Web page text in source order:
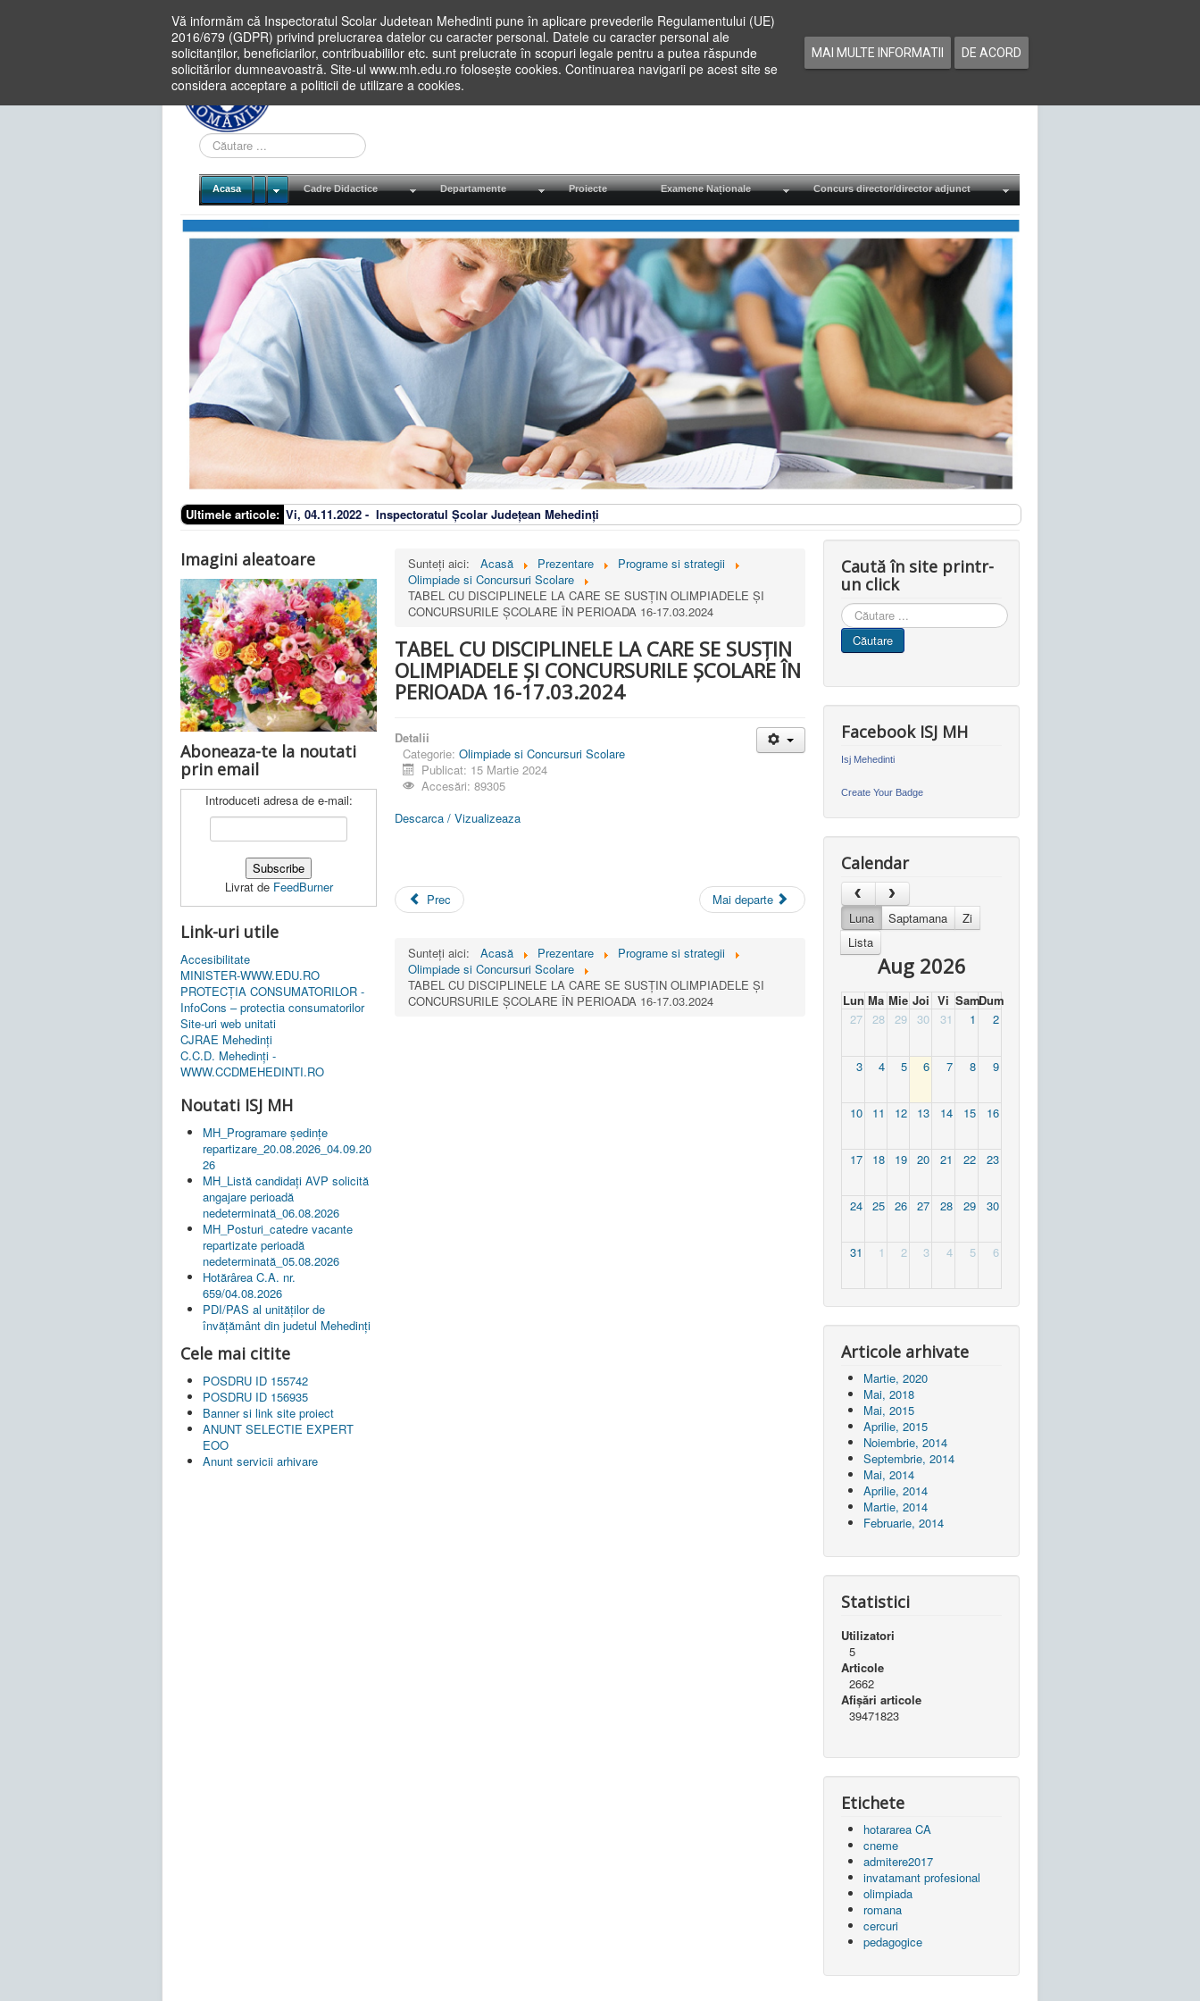
Vă informăm că Inspectoratul Scolar Judetean Mehedinti pune în aplicare prevederile Regulamentului (UE)
2016/679 (GDPR) privind prelucrarea datelor cu caracter personal. Datele cu caracter personal ale
solicitanților, beneficiarilor, contribuabililor etc. sunt prelucrate în scopuri legale pentru a putea răspunde
solicitărilor dumneavoastră. Site-ul www.mh.edu.ro folosește cookies. Continuarea navigarii pe acest site se
considera acceptare a politicii de utilizare a cookies.
MAI MULTE INFORMATII DE ACORD
Cauta
in
site
Acasa Cadre Didactice Departamente Proiecte Examene Naționale Concurs director/director adjunct
Ultimele articole: Vi, 04.11.2022 - Inspectoratul Școlar Județean Mehedinți
Imagini aleatoare
Aboneaza-te la noutati
prin email
Introduceti adresa de e-mail:
Livrat de FeedBurner
Link-uri utile
Accesibilitate
MINISTER-WWW.EDU.RO
PROTECȚIA CONSUMATORILOR -
InfoCons – protectia consumatorilor
Site-uri web unitati
CJRAE Mehedinți
C.C.D. Mehedinţi -
WWW.CCDMEHEDINTI.RO
Noutati ISJ MH
MH_Programare ședințe
repartizare_20.08.2026_04.09.20
26
MH_Listă candidați AVP solicită
angajare perioadă
nedeterminată_06.08.2026
MH_Posturi_catedre vacante
repartizate perioadă
nedeterminată_05.08.2026
Hotărârea C.A. nr.
659/04.08.2026
PDI/PAS al unităților de
învățământ din judetul Mehedinți
Cele mai citite
POSDRU ID 155742
POSDRU ID 156935
Banner si link site proiect
ANUNT SELECTIE EXPERT
EOO
Anunt servicii arhivare
Sunteți aici: Acasă Prezentare
Programe si strategii
Olimpiade si Concursuri Scolare
TABEL CU DISCIPLINELE LA CARE SE SUSȚIN OLIMPIADELE ȘI
CONCURSURILE ȘCOLARE ÎN PERIOADA 16-17.03.2024
TABEL CU DISCIPLINELE LA CARE SE SUSȚIN
OLIMPIADELE ȘI CONCURSURILE ȘCOLARE ÎN
PERIOADA 16-17.03.2024
Detalii
Categorie: Olimpiade si Concursuri Scolare
Publicat: 15 Martie 2024
Accesări: 89305
Descarca / Vizualizeaza
Prec Mai departe
Sunteți aici: Acasă Prezentare
Programe si strategii
Olimpiade si Concursuri Scolare
TABEL CU DISCIPLINELE LA CARE SE SUSȚIN OLIMPIADELE ȘI
CONCURSURILE ȘCOLARE ÎN PERIOADA 16-17.03.2024
Caută în site printr-
un click
Cauta
in
site
Căutare
Facebook ISJ MH
Isj Mehedinti
Create Your Badge
Calendar
Luna Saptamana
Zi
Lista
Aug 2026
Lun Ma Mie Joi Vi SamDum
27
28 29 30 31 1 2
3 4 5 6 7 8 9
10 11 12 13 14 15 16
17 18 19 20 21 22 23
24 25 26 27 28 29 30
31 1 2 3 4 5 6
Articole arhivate
Martie, 2020
Mai, 2018
Mai, 2015
Aprilie, 2015
Noiembrie, 2014
Septembrie, 2014
Mai, 2014
Aprilie, 2014
Martie, 2014
Februarie, 2014
Statistici
Utilizatori
5
Articole
2662
Afișări articole
39471823
Etichete
hotararea CA
cneme
admitere2017
invatamant profesional
olimpiada
romana
cercuri
pedagogice